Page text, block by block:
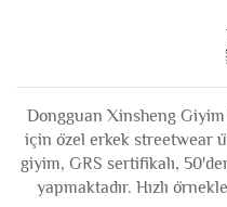
Dongguan Xinsheng
için özel erkek streetwear
giyim, GRS sertifikalı,
yapmaktadır. Hızlı